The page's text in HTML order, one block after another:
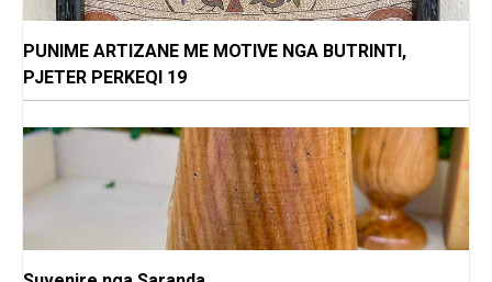
PUNIME ARTIZANE ME MOTIVE NGA BUTRINTI,
PJETER PERKEQI 19